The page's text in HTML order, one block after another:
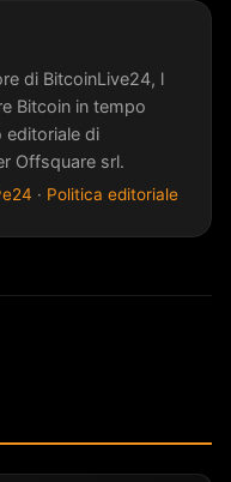
di BitcoinLive24, l
Bitcoin in tempo
editoriale di
Offsquare srl.
· Politica editoriale